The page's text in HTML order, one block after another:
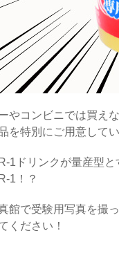
やコンビニでは買え
を特別にご用意して
1ドリンクが量産型
1！？
館で受験用写真を撮っ
ください！